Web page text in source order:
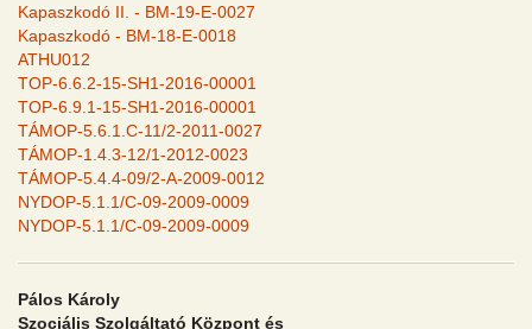
Kapaszkodó II. - BM-19-E-0027
Kapaszkodó - BM-18-E-0018
ATHU012
TOP-6.6.2-15-SH1-2016-00001
TOP-6.9.1-15-SH1-2016-00001
TÁMOP-5.6.1.C-11/2-2011-0027
TÁMOP-1.4.3-12/1-2012-0023
TÁMOP-5.4.4-09/2-A-2009-0012
NYDOP-5.1.1/C-09-2009-0009
NYDOP-5.1.1/C-09-2009-0009
Pálos Károly
Szociális Szolgáltató Központ és